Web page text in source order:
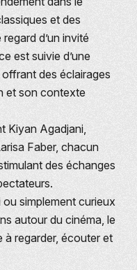
et des
d’un invité
est suivie d’une
des éclairages
et son contexte
Kiyan Agadjani,
Faber, chacun
des échanges
simplement curieux
autour du cinéma, le
à regarder, écouter et